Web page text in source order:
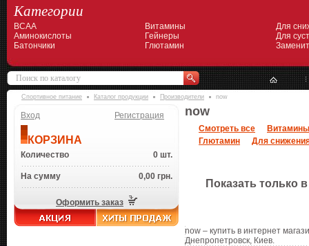
Категории
BCAA
Аминокислоты
Батончики
Витамины
Гейнеры
Глютамин
Для
Для
Спортивное питание Каталог продукции Производители now
Вход Регистрация
КОРЗИНА
Количество 0 шт.
На сумму 0,00 грн.
Оформить заказ
now
Смотреть все
Витамины
Глютамин
Для
Показать только
now – купить в интернет
Днепропетровск, Киев.